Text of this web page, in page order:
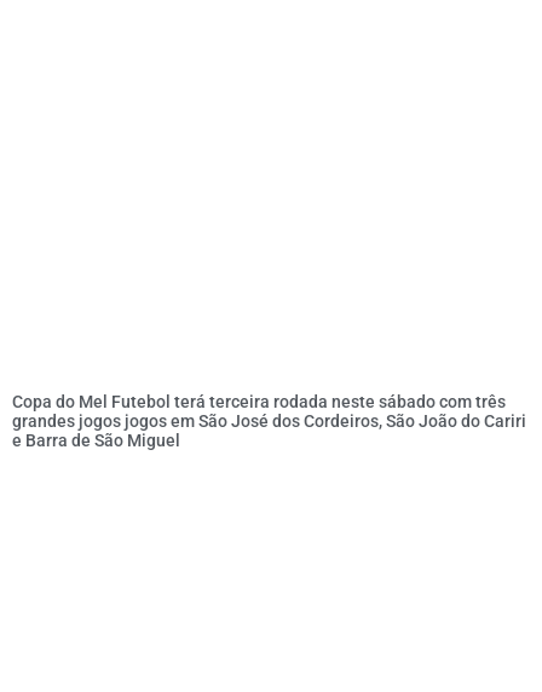
Copa do Mel Futebol terá terceira rodada neste sábado com três
grandes jogos jogos em São José dos Cordeiros, São João do Cariri
e Barra de São Miguel